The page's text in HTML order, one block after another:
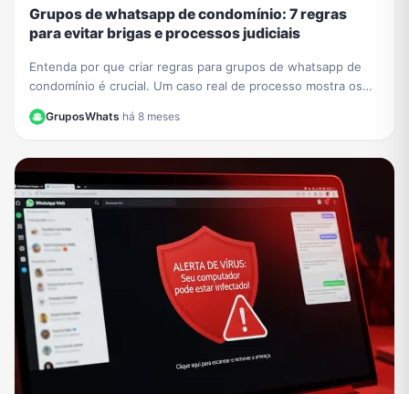
Grupos de whatsapp de condomínio: 7 regras
para evitar brigas e processos judiciais
Entenda por que criar regras para grupos de whatsapp de
condomínio é crucial. Um caso real de processo mostra os
GruposWhats·há 8 meses